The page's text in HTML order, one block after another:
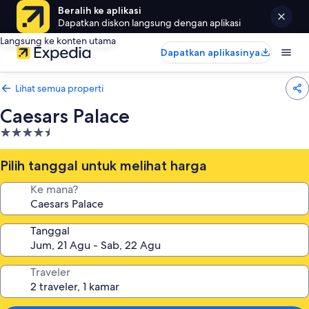
Beralih ke aplikasi
Dapatkan diskon langsung dengan aplikasi
Langsung ke konten utama
Dapatkan aplikasinya
Lihat semua properti
Caesars Palace
Properti
bintang
4.5
Pilih tanggal untuk melihat harga
Ke mana?
Tanggal
Traveler